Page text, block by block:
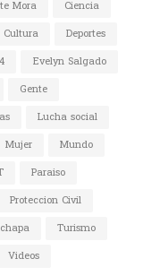
Mora
Ciencia
Cultura
Deportes
Evelyn Salgado
Gente
Lucha social
Mujer
Mundo
Paraiso
Proteccion Civil
Turismo
Videos